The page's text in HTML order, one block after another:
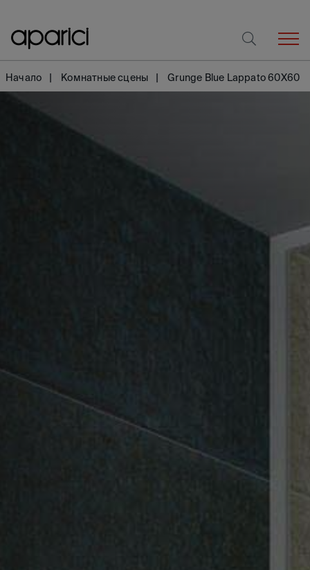
Начало Комнатные сцены Grunge Blue Lappato 60X60